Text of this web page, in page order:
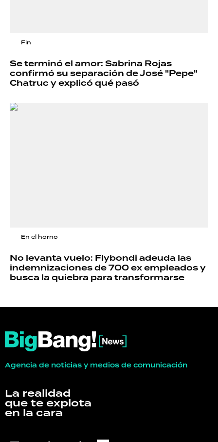
Fin
Se terminó el amor: Sabrina Rojas
confirmó su separación de José "Pepe"
Chatruc y explicó qué pasó
En el horno
No levanta vuelo: Flybondi adeuda las
indemnizaciones de 700 ex empleados y
busca la quiebra para transformarse
Agencia de noticias y medios de comunicación
La realidad
que te explota
en la cara